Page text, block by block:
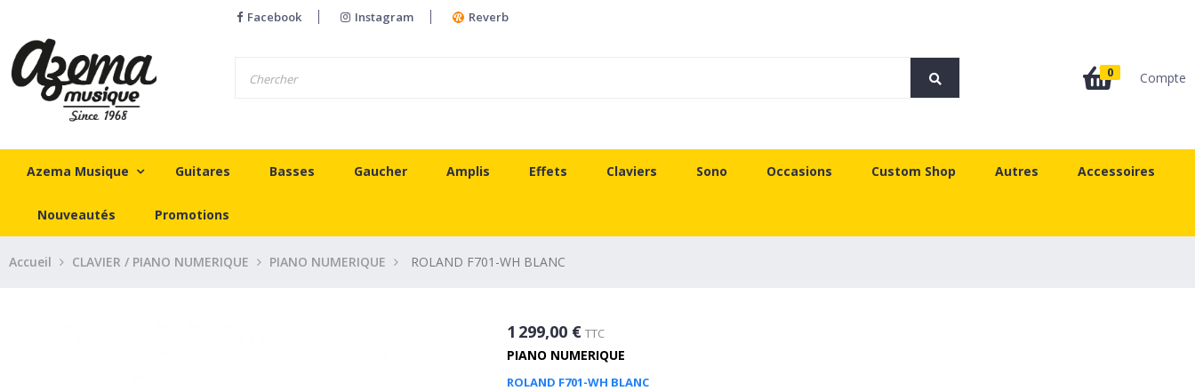
Facebook Instagram Reverb
0 Compte
Azema Musique Guitares Basses Gaucher Amplis Effets Claviers Sono Occasions Custom Shop Autres Accessoires
Nouveautés Promotions
Accueil CLAVIER / PIANO NUMERIQUE PIANO NUMERIQUE ROLAND F701-WH BLANC
1 299,00 € TTC
PIANO NUMERIQUE
ROLAND F701-WH BLANC